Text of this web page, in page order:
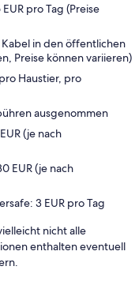
pro Tag (Preise
in den öffentlichen
Preise können variieren)
Haustier, pro
ausgenommen
(je nach
EUR (je nach
3 EUR pro Tag
nicht alle
enthalten eventuell